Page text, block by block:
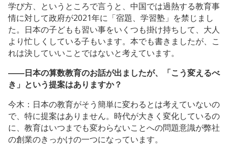
学び方、というところで言うと、中国では過熱する教育事
情に対して政府が2021年に「宿題、学習塾」を禁じまし
た。日本の子どもも習い事をいくつも掛け持ちして、大人
より忙しくしている子もいます。本でも書きましたが、こ
れは決していいことではないと考えています。
――日本の算数教育のお話が出ましたが、「こう変えるべ
き」という提案はありますか？
今木：日本の教育がそう簡単に変わるとは考えていないの
で、特に提案はありません。時代が大きく変化しているの
に、教育はいつまでも変わらないことへの問題意識が弊社
の創業のきっかけの一つになっています。